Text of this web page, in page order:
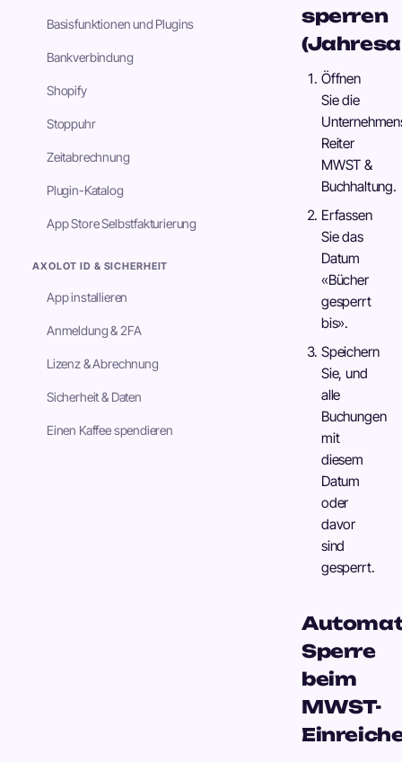
Basisfunktionen und Plugins
Bankverbindung
Shopify
Stoppuhr
Zeitabrechnung
Plugin-Katalog
App Store Selbstfakturierung
AXOLOT ID & SICHERHEIT
App installieren
Anmeldung & 2FA
Lizenz & Abrechnung
Sicherheit & Daten
Einen Kaffee spendieren
sperren
Öffnen
Sie die
Reiter
MWST &
Buchhaltung.
Erfassen
Sie das
Datum
«Bücher
gesperrt
bis».
Speichern
Sie, und
alle
Buchungen
mit
diesem
Datum
oder
davor
sind
gesperrt.
Sperre
beim
MWST-